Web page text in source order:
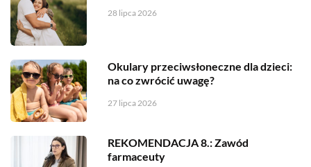
28 lipca 2026
Okulary przeciwsłoneczne dla dzieci:
na co zwrócić uwagę?
27 lipca 2026
REKOMENDACJA 8.: Zawód
farmaceuty